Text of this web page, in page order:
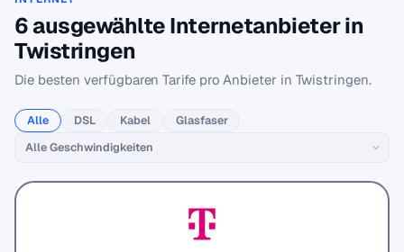
6 ausgewählte Internetanbieter in
Twistringen
Die besten verfügbaren Tarife pro Anbieter in Twistringen.
Alle DSL Kabel Glasfaser